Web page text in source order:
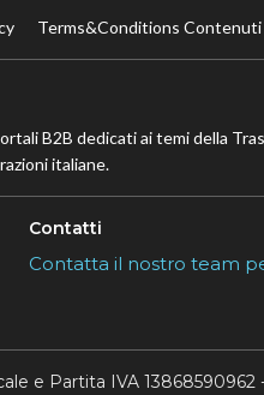
Terms&Conditions Contenuti
B2B dedicati ai temi della
italiane.
Contatti
Contatta il nostro team
e Partita IVA